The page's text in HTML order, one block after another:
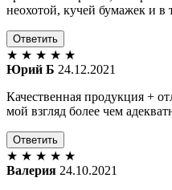
неохотой, кучей бумажек и в
Ответить
★ ★ ★ ★ ★
Юрий Б 24.12.2021
Качественная продукция +
мой взгляд более чем
Ответить
★ ★ ★ ★ ★
Валерия 24.10.2021